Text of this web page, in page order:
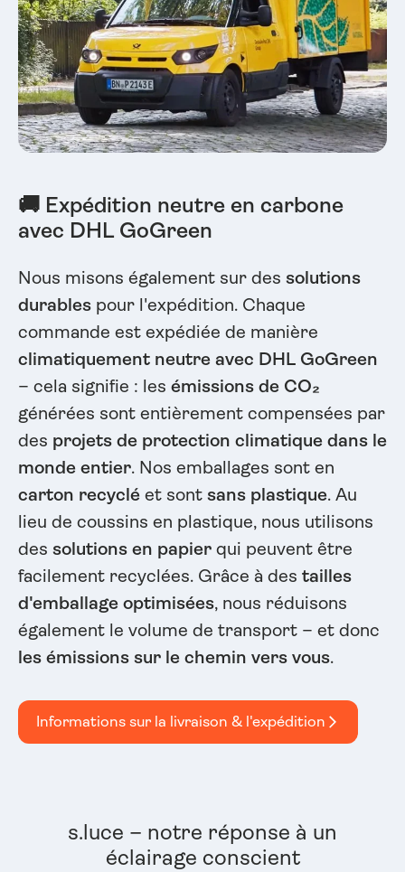
🚚 Expédition neutre en carbone
avec DHL GoGreen
Nous misons également sur des solutions
durables pour l'expédition. Chaque
commande est expédiée de manière
climatiquement neutre avec DHL GoGreen
– cela signifie : les émissions de CO₂
générées sont entièrement compensées par
des projets de protection climatique dans le
monde entier. Nos emballages sont en
carton recyclé et sont sans plastique. Au
lieu de coussins en plastique, nous utilisons
des solutions en papier qui peuvent être
facilement recyclées. Grâce à des tailles
d'emballage optimisées, nous réduisons
également le volume de transport – et donc
les émissions sur le chemin vers vous.
Informations sur la livraison & l'expédition
s.luce – notre réponse à un
éclairage conscient